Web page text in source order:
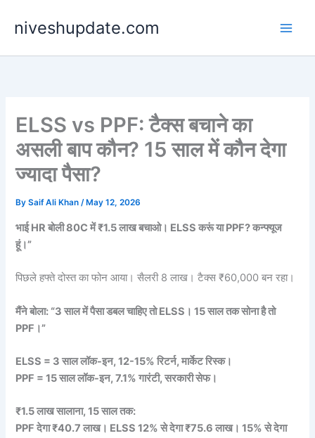
niveshupdate.com
ELSS vs PPF: टैक्स बचाने का
असली बाप कौन? 15 साल में कौन देगा
ज्यादा पैसा?
BySaif Ali Khan/ May 12, 2026
भाई HR बोली 80C में ₹1.5 लाख बचाओ। ELSS करूं या PPF? कन्फ्यूज
हूं।”
पिछले हफ्ते दोस्त का फोन आया। सैलरी 8 लाख। टैक्स ₹60,000 बन रहा।
मैंने बोला: “3 साल में पैसा डबल चाहिए तो ELSS। 15 साल तक सोना है तो
PPF।”
ELSS = 3 साल लॉक-इन, 12-15% रिटर्न, मार्केट रिस्क।
PPF = 15 साल लॉक-इन, 7.1% गारंटी, सरकारी सेफ।
₹1.5 लाख सालाना, 15 साल तक:
PPF देगा ₹40.7 लाख। ELSS 12% से देगा ₹75.6 लाख। 15% से देगा